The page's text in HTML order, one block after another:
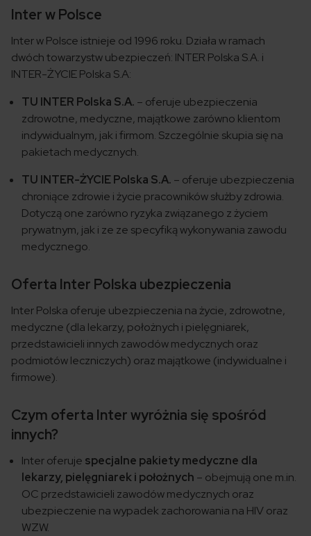
Inter w Polsce
Inter w Polsce istnieje od 1996 roku. Działa w ramach
dwóch towarzystw ubezpieczeń: INTER Polska S.A. i
INTER-ŻYCIE Polska S.A:
TU INTER Polska S.A. – oferuje ubezpieczenia
zdrowotne, medyczne, majątkowe zarówno klientom
indywidualnym, jak i firmom. Szczególnie skupia się na
pakietach medycznych.
TU INTER-ŻYCIE Polska S.A. – oferuje ubezpieczenia
chroniące zdrowie i życie pracowników służby zdrowia.
Dotyczą one zarówno ryzyka związanego z życiem
prywatnym, jak i ze ze specyfiką wykonywania zawodu
medycznego.
Oferta Inter Polska ubezpieczenia
Inter Polska oferuje ubezpieczenia na życie, zdrowotne,
medyczne (dla lekarzy, położnych i pielęgniarek,
przedstawicieli innych zawodów medycznych oraz
podmiotów leczniczych) oraz majątkowe (indywidualne i
firmowe).
Czym oferta Inter wyróżnia się spośród
innych?
Inter oferuje specjalne pakiety medyczne dla
lekarzy, pielęgniarek i położnych – obejmują one m.in.
OC przedstawicieli zawodów medycznych oraz
ubezpieczenie na wypadek zachorowania na HIV oraz
WZW.